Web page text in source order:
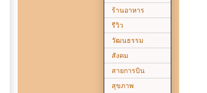
ร้านอาหาร
รีวิว
วัฒนธรรม
สังคม
สายการบิน
สุขภาพ